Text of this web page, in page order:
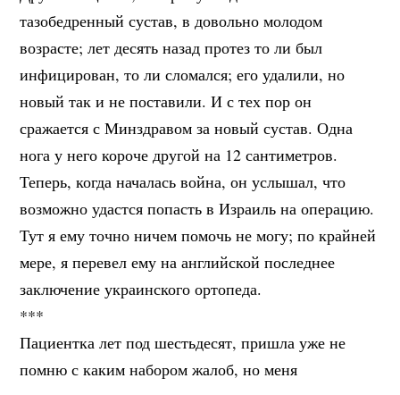
тазобедренный сустав, в довольно молодом
возрасте; лет десять назад протез то ли был
инфицирован, то ли сломался; его удалили, но
новый так и не поставили. И с тех пор он
сражается с Минздравом за новый сустав. Одна
нога у него короче другой на 12 сантиметров.
Теперь, когда началась война, он услышал, что
возможно удастся попасть в Израиль на операцию.
Тут я ему точно ничем помочь не могу; по крайней
мере, я перевел ему на английской последнее
заключение украинского ортопеда.
***
Пациентка лет под шестьдесят, пришла уже не
помню с каким набором жалоб, но меня